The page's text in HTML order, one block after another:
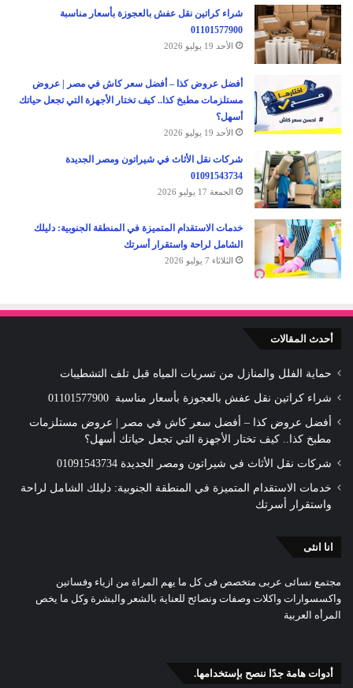
شراء كراتين نقل عفش بالعجوزة بأسعار مناسبة
01101577900
الأحد 19 يوليو 2026
أفضل عروض كذا – أفضل سعر كاش في مصر | عروض
مستلزمات مطبخ كذا.. كيف تختار الأجهزة التي تجعل حياتك
أسهل؟
الأحد 19 يوليو 2026
شركات نقل الأثاث في شيراتون ومصر الجديدة
01091543734
الجمعة 17 يوليو 2026
خدمات الاستقدام المتميزة في المنطقة الجنوبية: دليلك
الشامل لراحة واستقرار أسرتك
الثلاثاء 7 يوليو 2026
أحدث المقالات
حماية الفلل والمنازل من تسربات المياه قبل تلف التشطيبات
شراء كراتين نقل عفش بالعجوزة بأسعار مناسبة 01101577900
أفضل عروض كذا – أفضل سعر كاش في مصر | عروض مستلزمات
مطبخ كذا.. كيف تختار الأجهزة التي تجعل حياتك أسهل؟
شركات نقل الأثاث في شيراتون ومصر الجديدة 01091543734
خدمات الاستقدام المتميزة في المنطقة الجنوبية: دليلك الشامل لراحة
واستقرار أسرتك
انا انثى
مجتمع نسائى عربى متخصص فى كل ما يهم المراة من ازياء وفساتين
واكسسوارات واكلات وصفات ونصائح للعناية بالشعر والبشرة وكل ما يخص
المرأه العربية
أدوات هامة جدًا ننصح بإستخدامها.